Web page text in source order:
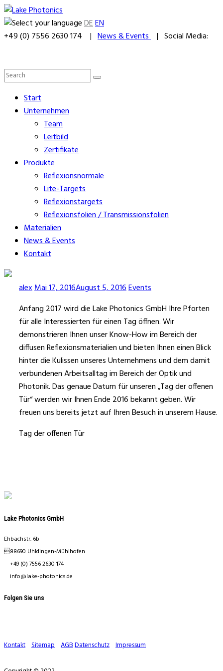
DEEN
+49 (0) 7556 2630 174 | News & Events | Social Media:
Start
Unternehmen
Team
Leitbild
Zertifikate
Produkte
Reflexionsnormale
Lite-Targets
Reflexionstargets
Reflexionsfolien / Transmissionsfolien
Materialien
News & Events
Kontakt
alexMai 17, 2016August 5, 2016Events
Anfang 2017 wird die Lake Photonics GmbH Ihre Pforten
für alle Interessierten für einen Tag öffnen. Wir
demonstrieren Ihnen unser Know-How im Bereich der
diffusen Reflexionsmaterialien und bieten Ihnen einen Blick
hinter die Kulissen unseres Unternehmens und dem damit
verbundenen Arbeitsalltag im Bereich der Optik und
Photonik. Das genaue Datum für unseren „Tag der offenen
Tür“ werden wir Ihnen Ende 2016 bekannt geben. Wir
freuen uns bereits jetzt auf Ihren Besuch in unserem Hause.
Tag der offenen Tür
Lake Photonics GmbH
Ehbachstr. 6b
88690 Uhldingen-Mühlhofen
+49 (0) 7556 2630 174
info@lake-photonics.de
Folgen Sie uns
Kontakt Sitemap AGBDatenschutz Impressum